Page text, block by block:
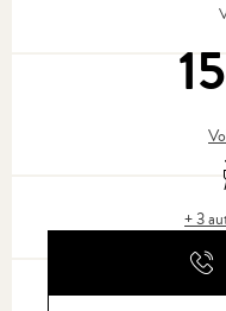
+ 3